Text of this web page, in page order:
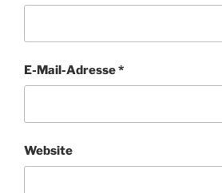
E-Mail-Adresse*
Website